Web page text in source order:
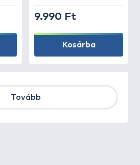
9.990 Ft
Kosárba
Tovább